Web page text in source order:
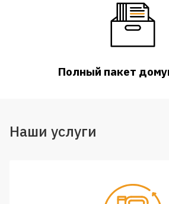
Полный пакет
Наши услуги